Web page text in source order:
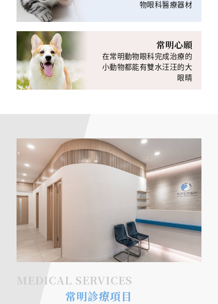
物眼科醫療器材
常明心願
在常明動物眼科完成治療的
小動物都能有雙水汪汪的大
眼睛
MEDICAL SERVICES
常明診療項目